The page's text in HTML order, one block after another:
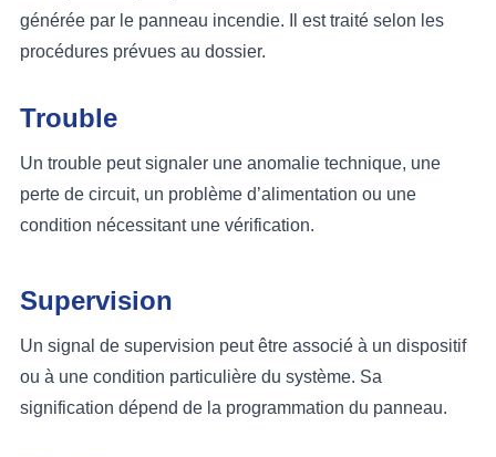
générée par le panneau incendie. Il est traité selon les
procédures prévues au dossier.
Trouble
Un trouble peut signaler une anomalie technique, une
perte de circuit, un problème d’alimentation ou une
condition nécessitant une vérification.
Supervision
Un signal de supervision peut être associé à un dispositif
ou à une condition particulière du système. Sa
signification dépend de la programmation du panneau.